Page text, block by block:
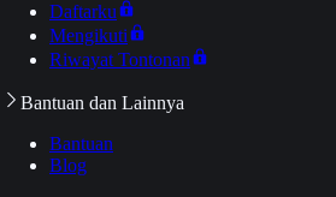
Daftarku
Mengikuti
Riwayat Tontonan
Bantuan dan Lainnya
Bantuan
Blog